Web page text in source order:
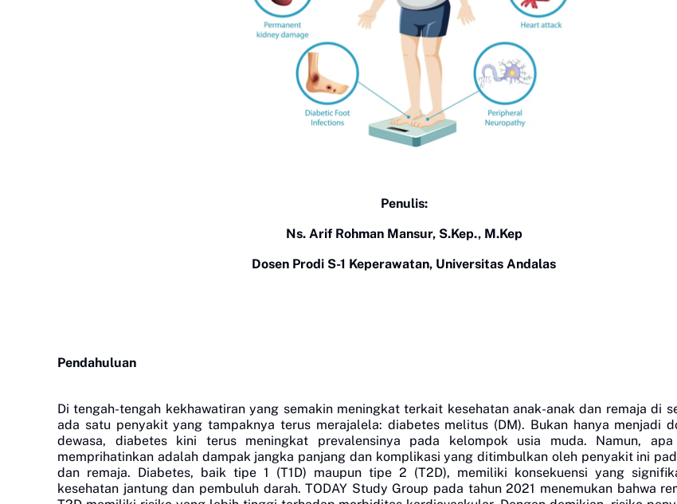
Penulis:
Ns. Arif Rohman Mansur, S.Kep., M.Kep
Dosen Prodi S-1 Keperawatan, Universitas Andalas
Pendahuluan
Di tengah-tengah kekhawatiran yang semakin meningkat terkait kesehatan anak-anak dan remaja di
ada satu penyakit yang tampaknya terus merajalela: diabetes melitus (DM). Bukan hanya menjadi
dewasa, diabetes kini terus meningkat prevalensinya pada kelompok usia muda. Namun,
memprihatinkan adalah dampak jangka panjang dan komplikasi yang ditimbulkan oleh penyakit ini
dan remaja. Diabetes, baik tipe 1 (T1D) maupun tipe 2 (T2D), memiliki konsekuensi yang
kesehatan jantung dan pembuluh darah. TODAY Study Group pada tahun 2021 menemukan bahwa